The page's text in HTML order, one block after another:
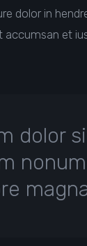
dolor in
et
dolor